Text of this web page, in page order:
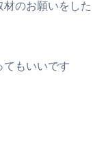
のお願いをした
てもいいです